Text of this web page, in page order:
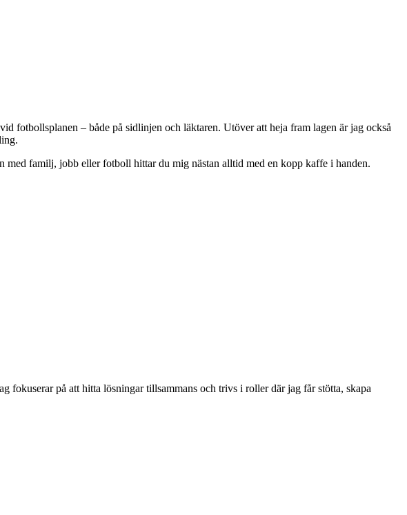
fotbollsplanen – både på sidlinjen och läktaren. Utöver att heja fram lagen är jag också
med familj, jobb eller fotboll hittar du mig nästan alltid med en kopp kaffe i handen.
fokuserar på att hitta lösningar tillsammans och trivs i roller där jag får stötta, skapa